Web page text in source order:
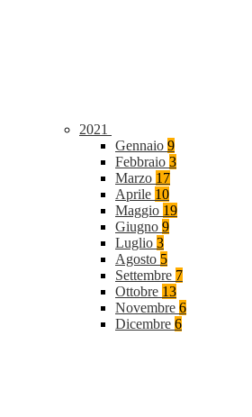
2021
Gennaio 9
Febbraio 3
Marzo 17
Aprile 10
Maggio 19
Giugno 9
Luglio 3
Agosto 5
Settembre 7
Ottobre 13
Novembre 6
Dicembre 6